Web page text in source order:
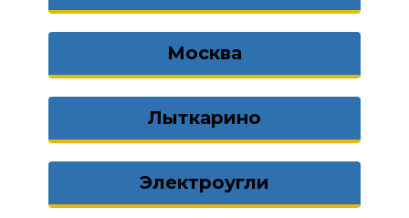
Москва
Лыткарино
Электроугли